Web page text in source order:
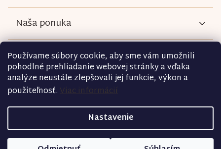
Používame súbory cookie, aby sme vám umožnili
pohodlné prehliadanie webovej stránky a vďaka
analýze neustále zlepšovali jej funkcie, výkon a
použiteľnosť.Viac informácií
Nastavenie
Naša ponuka
Informácie
Podmienky